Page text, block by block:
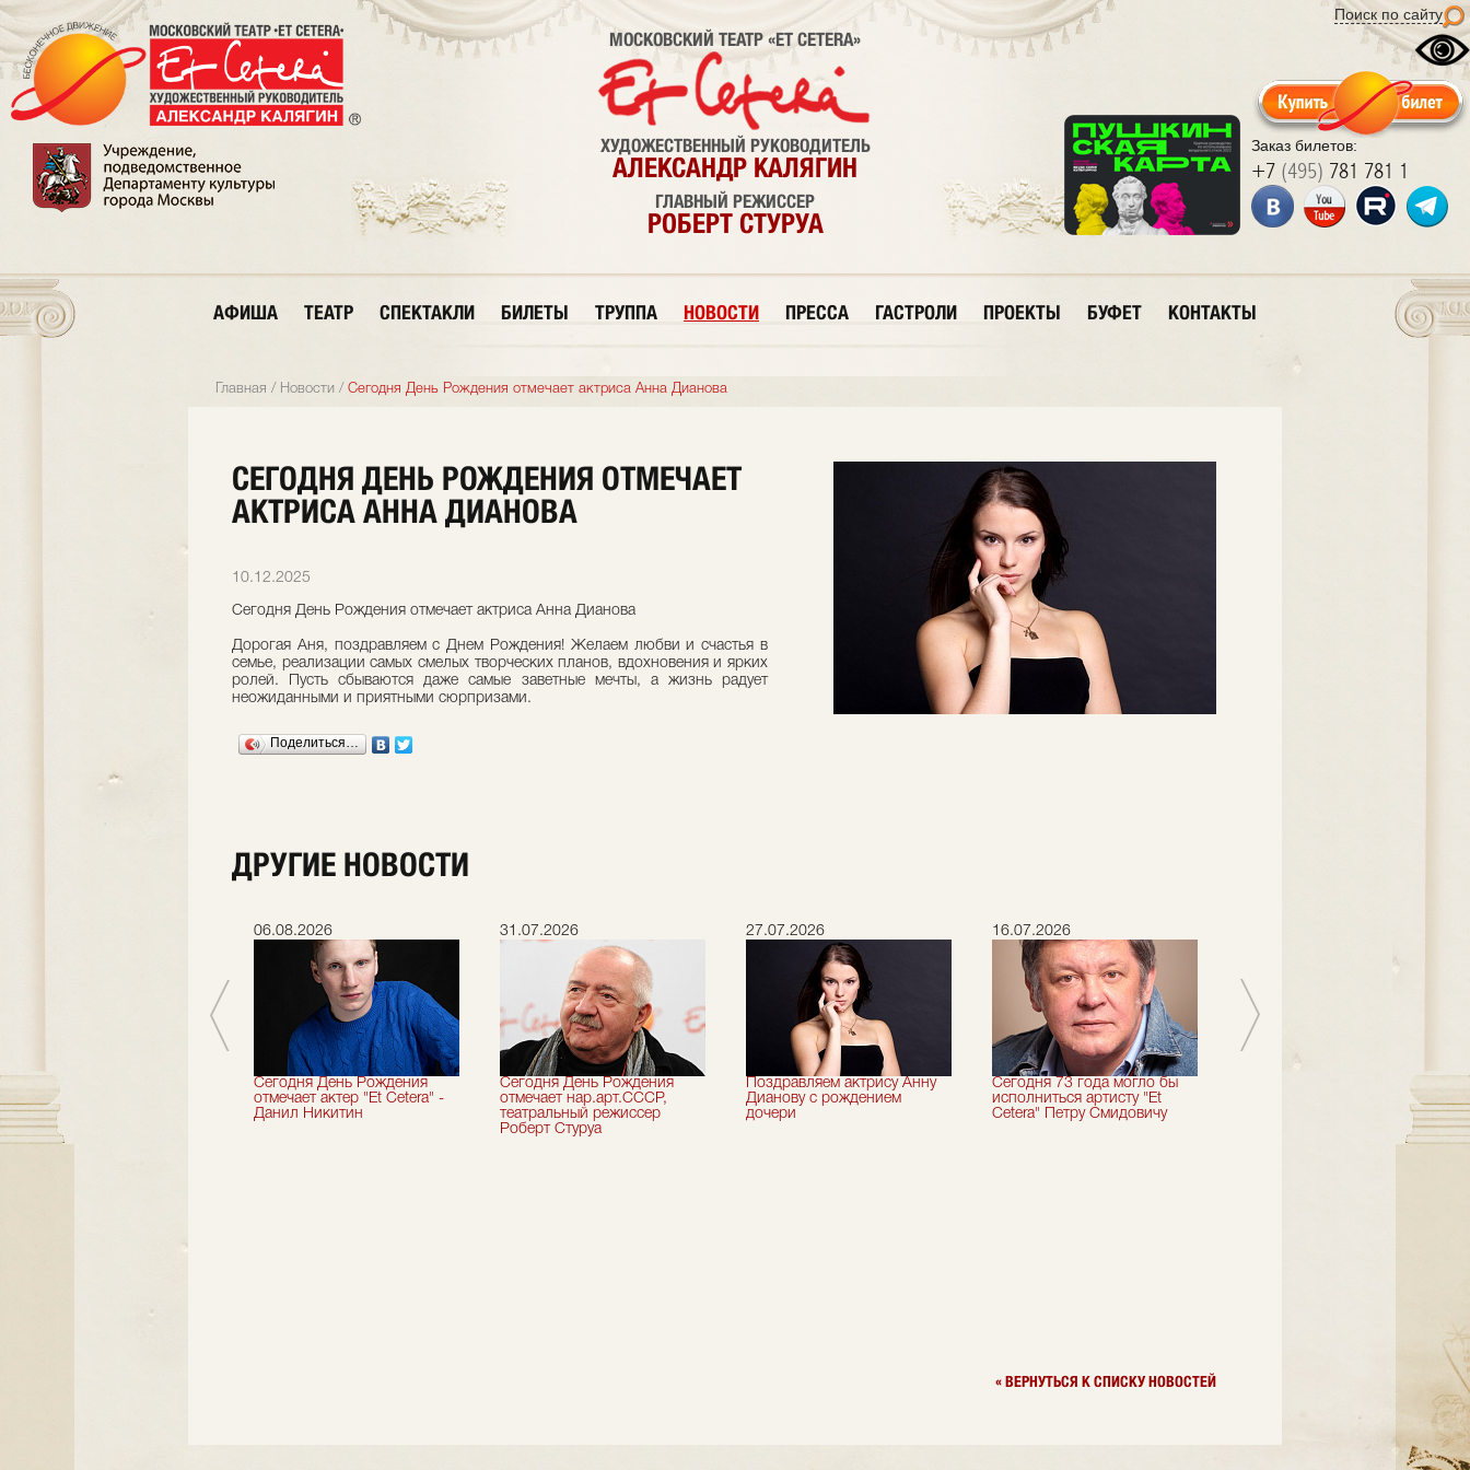
Поиск по сайту
Заказ билетов:
+7 (495) 781 781 1
МОСКОВСКИЙ ТЕАТР «ET CETERA»
ХУДОЖЕСТВЕННЫЙ РУКОВОДИТЕЛЬ
АЛЕКСАНДР КАЛЯГИН
ГЛАВНЫЙ РЕЖИССЕР
РОБЕРТ СТУРУА
АФИША ТЕАТР СПЕКТАКЛИ БИЛЕТЫ ТРУППА НОВОСТИ ПРЕССА ГАСТРОЛИ ПРОЕКТЫ БУФЕТ КОНТАКТЫ
Главная / Новости / Сегодня День Рождения отмечает актриса Анна Дианова
СЕГОДНЯ ДЕНЬ РОЖДЕНИЯ ОТМЕЧАЕТ
АКТРИСА АННА ДИАНОВА
10.12.2025
Сегодня День Рождения отмечает актриса Анна Дианова
Дорогая Аня, поздравляем с Днем Рождения! Желаем любви и счастья в
семье, реализации самых смелых творческих планов, вдохновения и ярких
ролей. Пусть сбываются даже самые заветные мечты, а жизнь радует
неожиданными и приятными сюрпризами.
Поделиться…
ДРУГИЕ НОВОСТИ
театральный сезон!
06.08.2026
Сегодня День Рождения
отмечает актер "Et Cetera" -
Данил Никитин
31.07.2026
Сегодня День Рождения
отмечает нар.арт.СССР,
театральный режиссер
Роберт Стуруа
27.07.2026
Поздравляем актрису Анну
Дианову с рождением
дочери
16.07.2026
Сегодня 73 года могло бы
исполниться артисту "Et
Cetera" Петру Смидовичу
отмечает актер "Et Cetera" -
« ВЕРНУТЬСЯ К СПИСКУ НОВОСТЕЙ